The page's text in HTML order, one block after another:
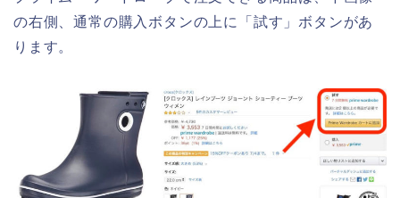
の右側、通常の購入ボタンの上に「試す」ボタンがあ
ります。